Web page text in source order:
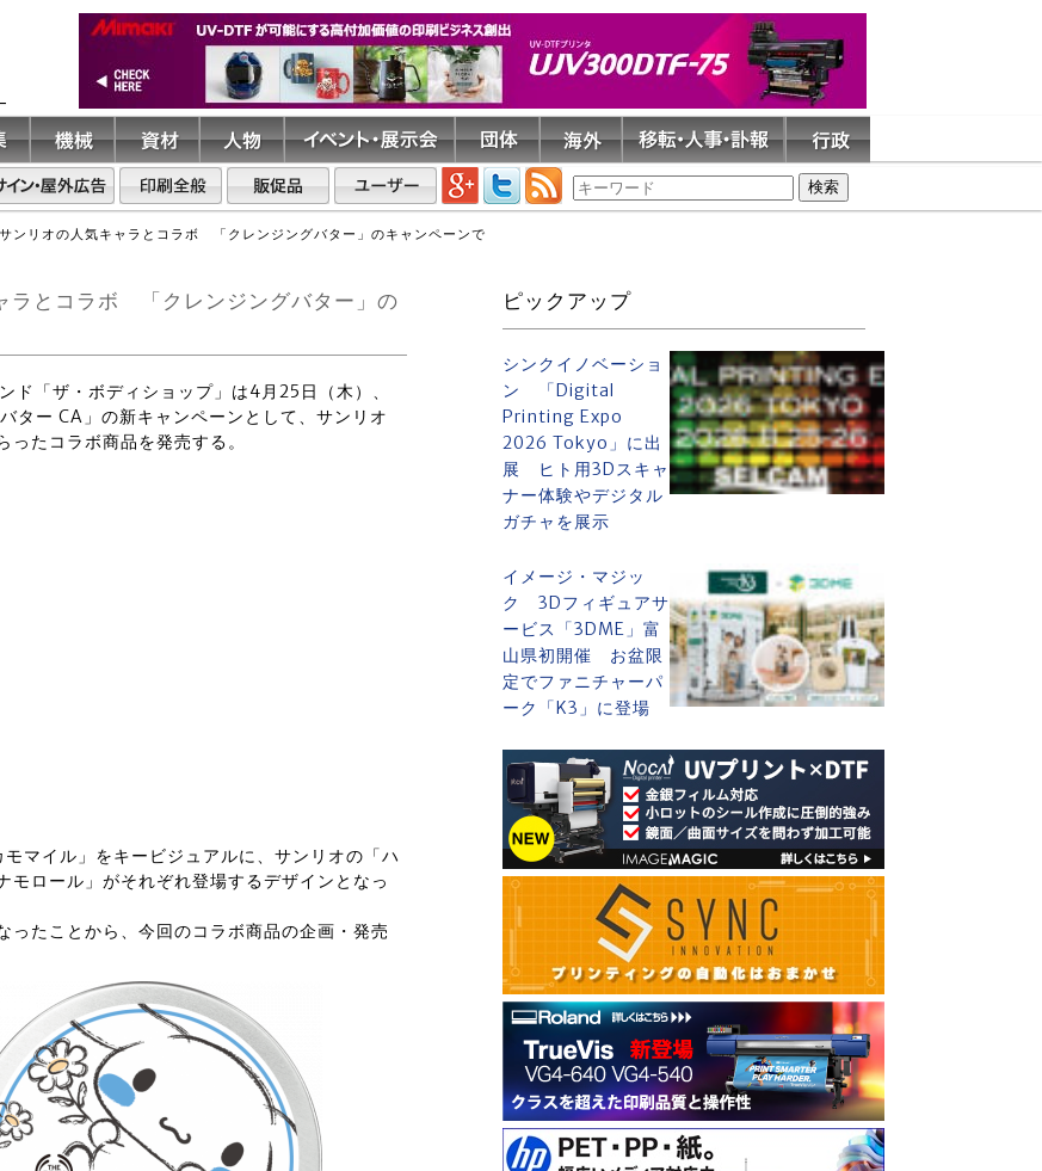
ンリオの人気キャラとコラボ 「クレンジングバター」のキャンペーンで
とコラボ 「クレンジングバター」の
ド「ザ・ボディショップ」は4月25日（木）、
ター CA」の新キャンペーンとして、サンリオ
たコラボ商品を発売する。
マイル」をキービジュアルに、サンリオの「ハ
ロール」がそれぞれ登場するデザインとなっ
たことから、今回のコラボ商品の企画・発売
ピックアップ
シンクイノベーショ
ン 「Digital
Printing Expo
2026 Tokyo」に出
展 ヒト用3Dスキャ
ナー体験やデジタル
ガチャを展示
イメージ・マジッ
ク 3Dフィギュアサ
ービス「3DME」富
山県初開催 お盆限
定でファニチャーパ
ーク「K3」に登場